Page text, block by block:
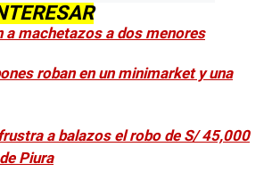
a machetazos a dos menores
roban en un minimarket y una
a balazos el robo de S/ 45,000
Piura